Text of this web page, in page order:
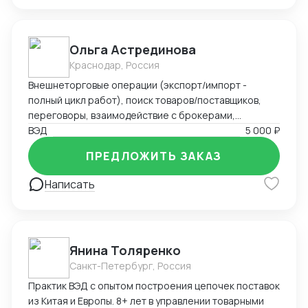
Ольга Астрединова
Краснодар, Россия
Внешнеторговые операции (экспорт/импорт -
полный цикл работ), поиск товаров/поставщиков,
переговоры, взаимодействие с брокерами,
экспедиторами, сертифицирующими
организациями; логистика, расчет затрат и входной
цены; начальная бухгалтерия, переводы устные и
письменные; участие в выставках, конференциях.
Опыт организации ВЭД «с нуля», опыт
ведение переговоров от лица компании). Опыт
командировок (Россия и зарубежье) CRM, Bitrix24,
ИИ, Miscrosoft office, 1С Предприятие, офисная
техника; английский (свободно); немецкий
(начальный уровень)
ВЭД 5 000 ₽
Написать
ПРЕДЛОЖИТЬ ЗАКАЗ
Янина Толяренко
Санкт-Петербург, Россия
Практик ВЭД с опытом построения цепочек поставок
из Китая и Европы. 8+ лет в управлении товарными